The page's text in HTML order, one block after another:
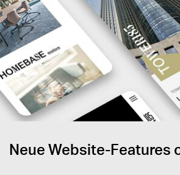
Neue Website-Features